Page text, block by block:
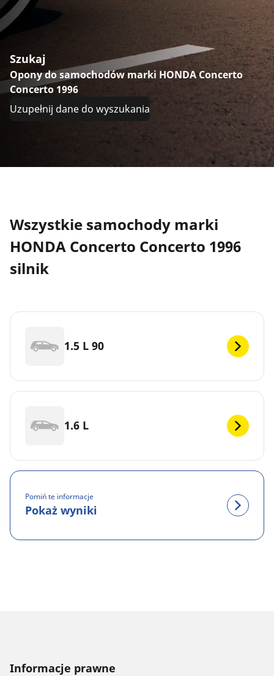
Szukaj
Opony do samochodów marki HONDA Concerto
Concerto 1996
Uzupełnij dane do wyszukania
Wszystkie samochody marki
HONDA Concerto Concerto 1996
silnik
1.5 L 90
1.6 L
Pomiń te informacje
Pokaż wyniki
Informacje prawne